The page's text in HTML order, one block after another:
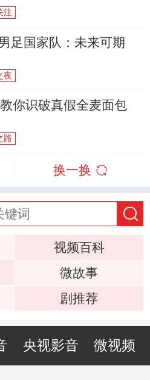
注
足国家队：未来可期
夜
你识破真假全麦面包
路
换一换
视频百科
微故事
剧推荐
央视影音 微视频